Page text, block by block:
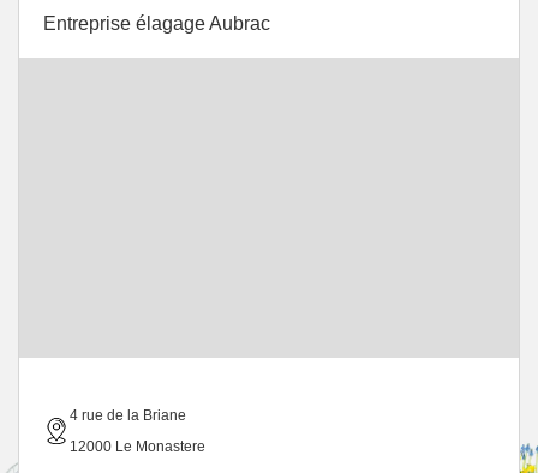
Entreprise élagage Aubrac
4 rue de la Briane
12000 Le Monastere